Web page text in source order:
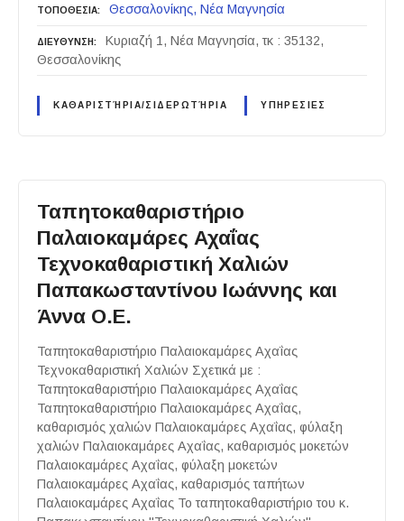
ΤΟΠΟΘΕΣΙΑ Θεσσαλονίκης Νέα Μαγνησία
ΔΙΕΥΘΥΝΣΗ
Κυριαζή 1, Νέα Μαγνησία, τκ : 35132,
Θεσσαλονίκης
ΚΑΘΑΡΙΣΤΉΡΙΑ/ΣΙΔΕΡΩΤΉΡΙΑ ΥΠΗΡΕΣΙΕΣ
Ταπητοκαθαριστήριο
Παλαιοκαμάρες Αχαΐας
Τεχνοκαθαριστική Χαλιών
Παπακωσταντίνου Ιωάννης και
Άννα Ο.Ε.
Ταπητοκαθαριστήριο Παλαιοκαμάρες Αχαΐας
Τεχνοκαθαριστική Χαλιών Σχετικά με :
Ταπητοκαθαριστήριο Παλαιοκαμάρες Αχαΐας
Ταπητοκαθαριστήριο Παλαιοκαμάρες Αχαΐας,
καθαρισμός χαλιών Παλαιοκαμάρες Αχαΐας, φύλαξη
χαλιών Παλαιοκαμάρες Αχαΐας, καθαρισμός μοκετών
Παλαιοκαμάρες Αχαΐας, φύλαξη μοκετών
Παλαιοκαμάρες Αχαΐας, καθαρισμός ταπήτων
Παλαιοκαμάρες Αχαΐας Το ταπητοκαθαριστήριο του κ.